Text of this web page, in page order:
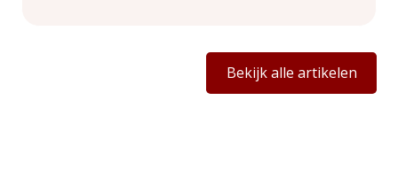
Bekijk alle artikelen